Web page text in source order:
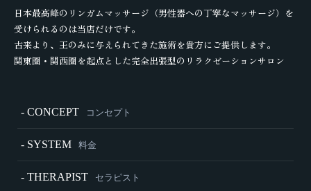
日本最高峰のリンガムマッサージ（男性器への丁寧なマッサージ）を
受けられるのは当店だけです。
古来より、王のみに与えられてきた施術を貴方にご提供します。
関東圏・関西圏を起点とした完全出張型のリラクゼーションサロン
- CONCEPT コンセプト
- SYSTEM 料金
- THERAPIST セラピスト